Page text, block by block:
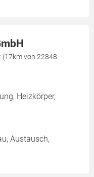
(17km von 22848
Heizkörper,
Austausch,